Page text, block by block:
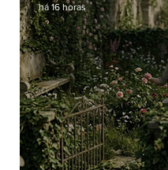
há 16 horas